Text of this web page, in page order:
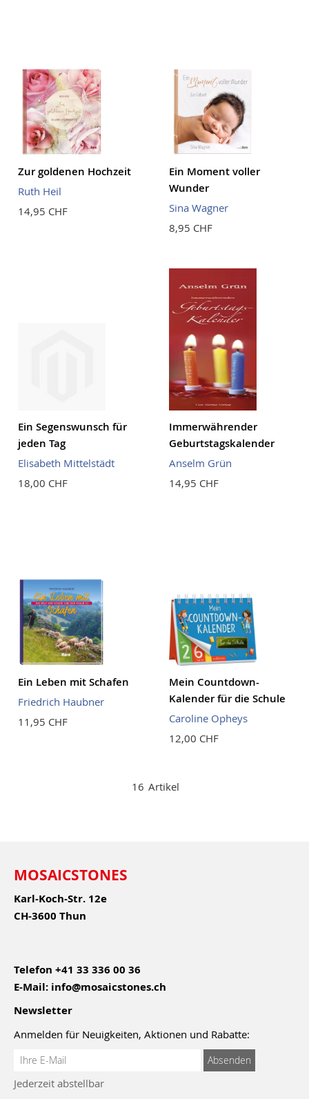
Zur goldenen Hochzeit
Ruth Heil
14,95 CHF
Ein Moment voller
Wunder
Sina Wagner
8,95 CHF
Ein Segenswunsch für
jeden Tag
Elisabeth Mittelstädt
18,00 CHF
Immerwährender
Geburtstagskalender
Anselm Grün
14,95 CHF
Ein Leben mit Schafen
Friedrich Haubner
11,95 CHF
Mein Countdown-
Kalender für die Schule
Caroline Opheys
12,00 CHF
16 Artikel
MOSAICSTONES
Karl-Koch-Str. 12e
CH-3600 Thun
Telefon +41 33 336 00 36
E-Mail: info@mosaicstones.ch
Newsletter
Anmelden für Neuigkeiten, Aktionen und Rabatte:
Anmeldung
Newsletter:
Absenden
Jederzeit abstellbar